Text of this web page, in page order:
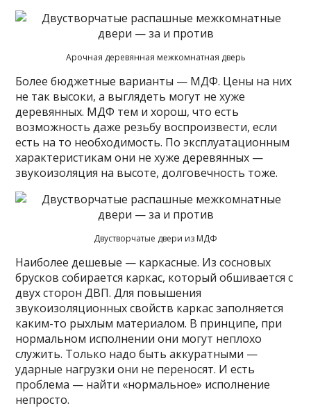
Арочная деревянная межкомнатная дверь
Более бюджетные варианты — МДФ. Цены на них
не так высоки, а выглядеть могут не хуже
деревянных. МДФ тем и хорош, что есть
возможность даже резьбу воспроизвести, если
есть на то необходимость. По эксплуатационным
характеристикам они не хуже деревянных —
звукоизоляция на высоте, долговечность тоже.
Двустворчатые двери из МДФ
Наиболее дешевые — каркасные. Из сосновых
брусков собирается каркас, который обшивается с
двух сторон ДВП. Для повышения
звукоизоляционных свойств каркас заполняется
каким-то рыхлым материалом. В принципе, при
нормальном исполнении они могут неплохо
служить. Только надо быть аккуратными —
ударные нагрузки они не переносят. И есть
проблема — найти «нормальное» исполнение
непросто.